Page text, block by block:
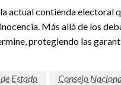
actual contienda electoral
Más allá de los
protegiendo las
Estado Consejo